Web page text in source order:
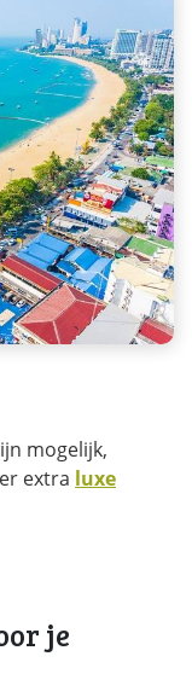
mogelijk,
extra luxe
je